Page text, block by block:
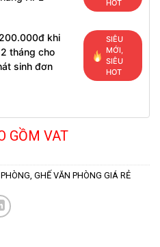
HOT
khi
tháng cho
sinh đơn
SIÊU
MỚI,
SIÊU
HOT
GỒM VAT
, GHẾ VĂN PHÒNG GIÁ RẺ